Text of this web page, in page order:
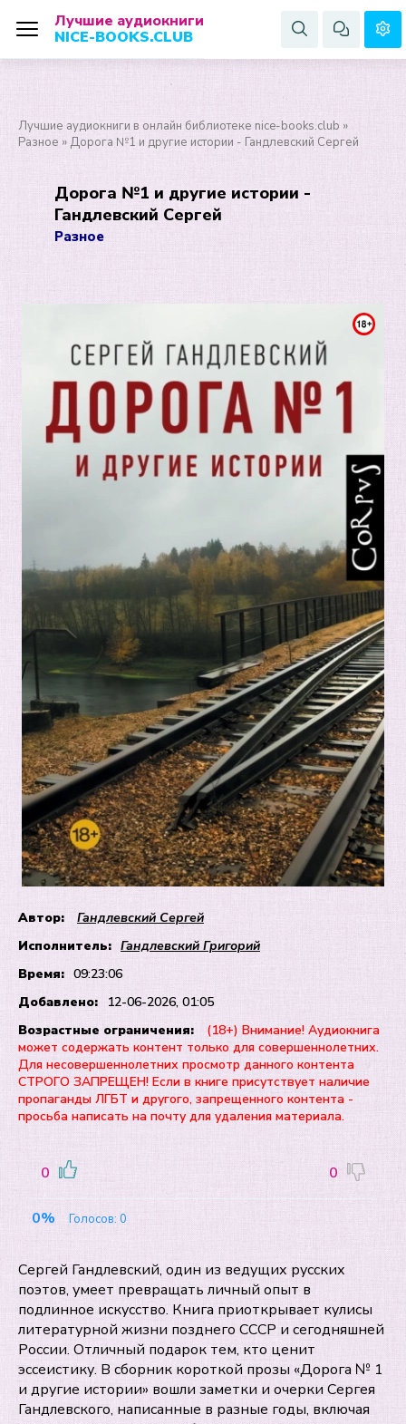
Лучшие аудиокниги
NICE-BOOKS.CLUB
Лучшие аудиокниги в онлайн библиотеке nice-books.club »
Разное » Дорога №1 и другие истории - Гандлевский Сергей
Дорога №1 и другие истории -
Гандлевский Сергей
Разное
Автор:
Гандлевский Сергей
Исполнитель: Гандлевский Григорий
Время: 09:23:06
Добавлено:
12-06-2026, 01:05
Возрастные ограничения:
(18+) Внимание! Аудиокнига
может содержать контент только для совершеннолетних.
Для несовершеннолетних просмотр данного контента
СТРОГО ЗАПРЕЩЕН! Если в книге присутствует наличие
пропаганды ЛГБТ и другого, запрещенного контента -
просьба написать на почту для удаления материала.
0 0
0% Голосов: 0
Сергей Гандлевский, один из ведущих русских
поэтов, умеет превращать личный опыт в
подлинное искусство. Книга приоткрывает кулисы
литературной жизни позднего СССР и сегодняшней
России. Отличный подарок тем, кто ценит
эссеистику. В сборник короткой прозы «Дорога № 1
и другие истории» вошли заметки и очерки Сергея
Гандлевского, написанные в разные годы, включая